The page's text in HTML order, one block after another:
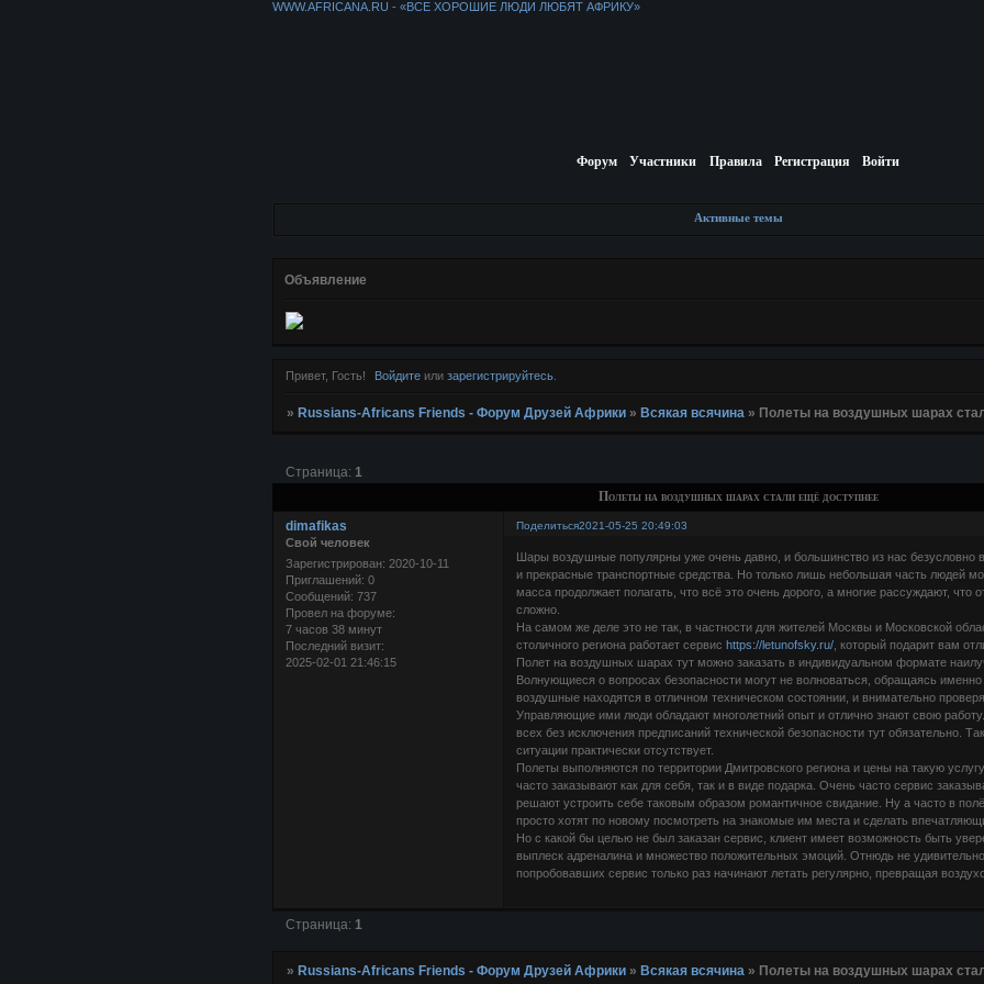
WWW.AFRICANA.RU - «ВСЕ ХОРОШИЕ ЛЮДИ ЛЮБЯТ АФРИКУ»
Форум Участники Правила Регистрация Войти
Активные темы
Объявление
Привет, Гость! Войдите или зарегистрируйтесь
» Russians-Africans Friends - Форум Друзей Африки » Всякая всячина » Полеты на воздушных шарах
Полеты на воздушных шарах стали ещё доступнее
Страница: 1
Поделиться2021-05-25 20:49:03
dimafikas
Свой человек
Зарегистрирован: 2020-10-11
Приглашений: 0
Сообщений: 737
Провел на форуме:
7 часов 38 минут
Последний визит:
2025-02-01 21:46:15
Шары воздушные популярны уже очень давно, и большинство из нас безусловно
и прекрасные транспортные средства. Но только лишь небольшая часть людей
масса продолжает полагать, что всё это очень дорого, а многие рассуждают, что
сложно.
На самом же деле это не так, в частности для жителей Москвы и Московской
столичного региона работает сервис https://letunofsky.ru/, который подарит вам
Полет на воздушных шарах тут можно заказать в индивидуальном формате
Волнующиеся о вопросах безопасности могут не волноваться, обращаясь
воздушные находятся в отличном техническом состоянии, и внимательно
Управляющие ими люди обладают многолетний опыт и отлично знают свою
всех без исключения предписаний технической безопасности тут обязательно.
ситуации практически отсутствует.
Полеты выполняются по территории Дмитровского региона и цены на такую
часто заказывают как для себя, так и в виде подарка. Очень часто сервис
решают устроить себе таковым образом романтичное свидание. Ну а часто в
просто хотят по новому посмотреть на знакомые им места и сделать
Но с какой бы целью не был заказан сервис, клиент имеет возможность быть
выплеск адреналина и множество положительных эмоций. Отнюдь не
попробовавших сервис только раз начинают летать регулярно, превращая
Страница: 1
» Russians-Africans Friends - Форум Друзей Африки » Всякая всячина » Полеты на воздушных шарах